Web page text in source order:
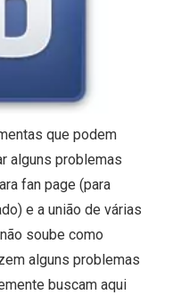
que podem
alguns problemas
fan page (para
e a união de várias
soube como
alguns problemas
buscam aqui